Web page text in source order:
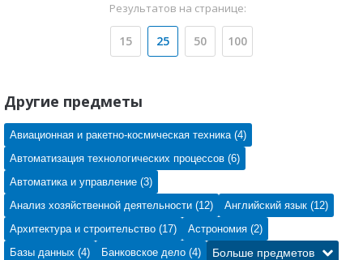
Результатов на странице:
15 25 50 100
Другие предметы
Авиационная и ракетно-космическая техника (4)
Автоматизация технологических процессов (6)
Автоматика и управление (3)
Анализ хозяйственной деятельности (12)
Английский язык (12)
Архитектура и строительство (17)
Астрономия (2)
Базы данных (4)
Банковское дело (4) Больше предметов